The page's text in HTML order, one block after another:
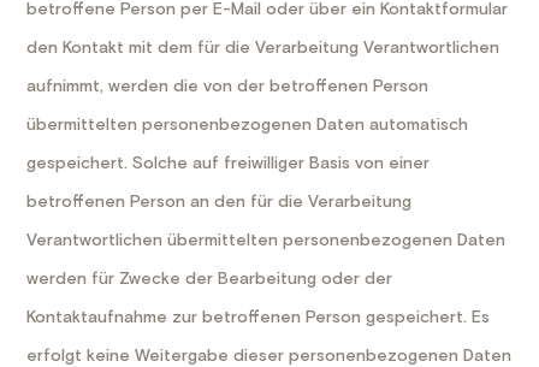
betroffene Person per E-Mail oder über ein Kontaktformular
den Kontakt mit dem für die Verarbeitung Verantwortlichen
aufnimmt, werden die von der betroffenen Person
übermittelten personenbezogenen Daten automatisch
gespeichert. Solche auf freiwilliger Basis von einer
betroffenen Person an den für die Verarbeitung
Verantwortlichen übermittelten personenbezogenen Daten
werden für Zwecke der Bearbeitung oder der
Kontaktaufnahme zur betroffenen Person gespeichert. Es
erfolgt keine Weitergabe dieser personenbezogenen Daten